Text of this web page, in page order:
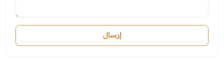
إرسال